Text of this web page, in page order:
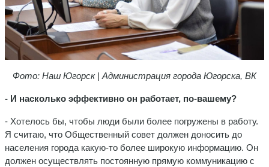
Фото: Наш Югорск | Администрация города Югорска, ВК
- И насколько эффективно он работает, по-вашему?
- Хотелось бы, чтобы люди были более погружены в работу.
Я считаю, что Общественный совет должен доносить до
населения города какую-то более широкую информацию. Он
должен осуществлять постоянную прямую коммуникацию с